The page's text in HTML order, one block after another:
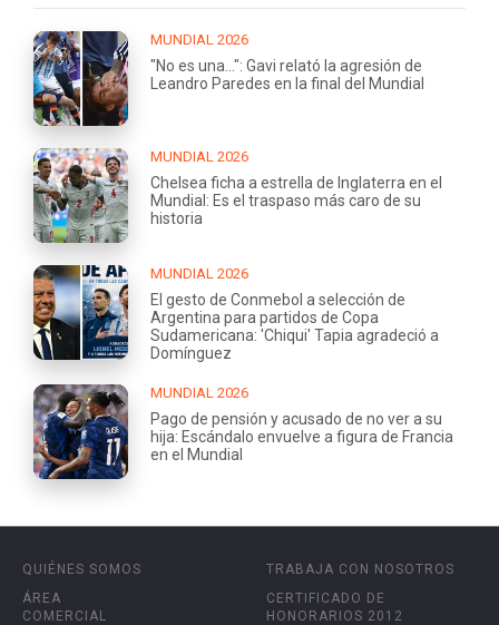
MUNDIAL 2026
"No es una...": Gavi relató la agresión de
Leandro Paredes en la final del Mundial
MUNDIAL 2026
Chelsea ficha a estrella de Inglaterra en el
Mundial: Es el traspaso más caro de su
historia
MUNDIAL 2026
El gesto de Conmebol a selección de
Argentina para partidos de Copa
Sudamericana: 'Chiqui' Tapia agradeció a
Domínguez
MUNDIAL 2026
Pago de pensión y acusado de no ver a su
hija: Escándalo envuelve a figura de Francia
en el Mundial
QUIÉNES SOMOS
ÁREA
COMERCIAL
TRABAJA CON NOSOTROS
CERTIFICADO DE
HONORARIOS 2012